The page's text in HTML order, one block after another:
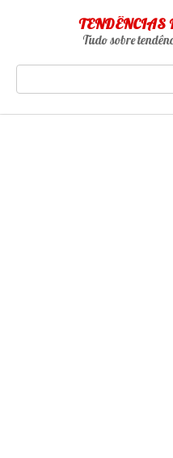
TENDÊNCIAS
Tudo sobre